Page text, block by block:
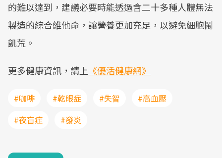
的難以達到，建議必要時能透過含二十多種人體無法
製造的綜合維他命，讓營養更加充足，以避免細胞鬧
飢荒。
更多健康資訊，請上 《優活健康網》
#咖啡 #乾眼症 #失智
#高血壓
#夜盲症
#發炎